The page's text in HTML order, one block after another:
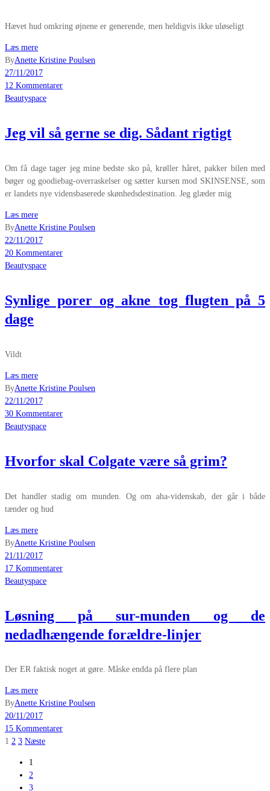
Hævet hud omkring øjnene er generende, men heldigvis ikke uløseligt
Læs mere
ByAnette Kristine Poulsen
27/11/2017
12 Kommentarer
Beautyspace
Jeg vil så gerne se dig. Sådant rigtigt
Om få dage tager jeg mine bedste sko på, krøller håret, pakker bilen med
bøger og goodiebag-overraskelser og sætter kursen mod SKINSENSE, som
er landets nye vidensbaserede skønhedsdestination. Jeg glæder mig
Læs mere
ByAnette Kristine Poulsen
22/11/2017
20 Kommentarer
Beautyspace
Synlige porer og akne tog flugten på 5
dage
Vildt
Læs mere
ByAnette Kristine Poulsen
22/11/2017
30 Kommentarer
Beautyspace
Hvorfor skal Colgate være så grim?
Det handler stadig om munden. Og om aha-videnskab, der går i både
tænder og hud
Læs mere
ByAnette Kristine Poulsen
21/11/2017
17 Kommentarer
Beautyspace
Løsning på sur-munden og de
nedadhængende forældre-linjer
Der ER faktisk noget at gøre. Måske endda på flere plan
Læs mere
ByAnette Kristine Poulsen
20/11/2017
15 Kommentarer
Indlægsinddeling
1 2 3 Næste
1
2
3